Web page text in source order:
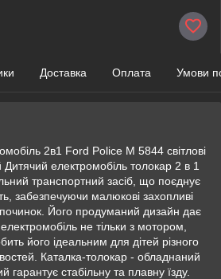
Доставка Оплата Умови
2в1 Ford Police M 5844 світлові
Дитячий електромобіль толокар 2 в 1
транспортний засіб, що поєднує
забезпечуючи малюкові захопливі
Його продуманий дизайн дає
не тільки з мотором,
його ідеальним для дітей різного
Каталка-толокар - обладнаний
стабільну та плавну їзду.